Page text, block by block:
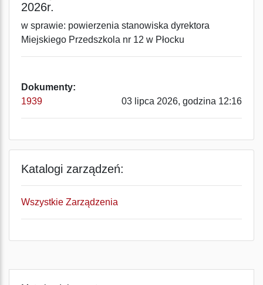
2026r.
w sprawie: powierzenia stanowiska dyrektora
Miejskiego Przedszkola nr 12 w Płocku
Dokumenty:
1939
03 lipca 2026, godzina 12:16
Katalogi zarządzeń:
Wszystkie Zarządzenia